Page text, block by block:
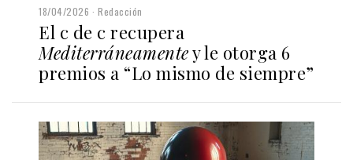
18/04/2026 Redacción
El c de c recupera
Mediterráneamentey le otorga 6
premios a “Lo mismo de siempre”